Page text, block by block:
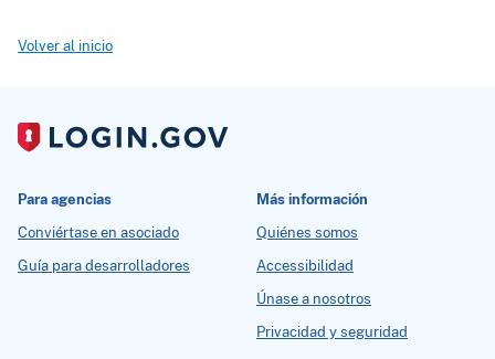
Volver al inicio
Para agencias
Conviértase en asociado
Guía para desarrolladores
Más información
Quiénes somos
Accessibilidad
Únase a nosotros
Privacidad y seguridad